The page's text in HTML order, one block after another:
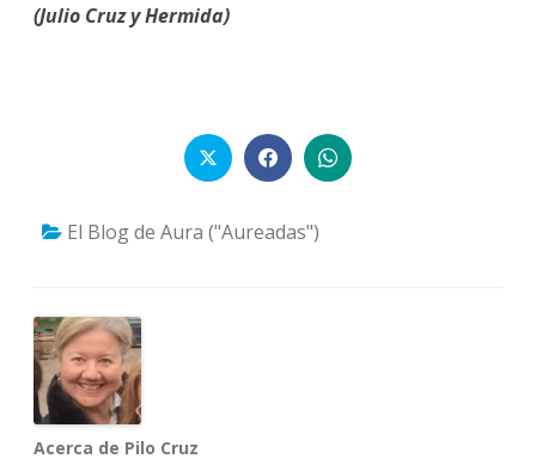
(Julio Cruz y Hermida)
El Blog de Aura ("Aureadas")
Acerca de Pilo Cruz